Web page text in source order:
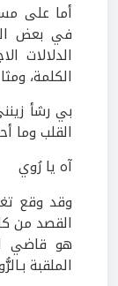
أما على
في بعض
الدلالات
الكلمة،
بي رشأ
القلب وما
آه يا رُوي
وقد وقع
القصد من
هو قاضي
الملقبة